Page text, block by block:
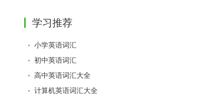
学习推荐
小学英语词汇
初中英语词汇
高中英语词汇大全
计算机英语词汇大全